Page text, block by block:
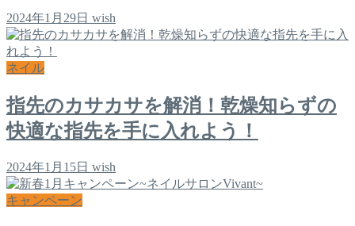
2024年1月29日 wish
ネイル
指先のカサカサを解消！乾燥知らずの
快適な指先を手に入れよう！
2024年1月15日 wish
キャンペーン